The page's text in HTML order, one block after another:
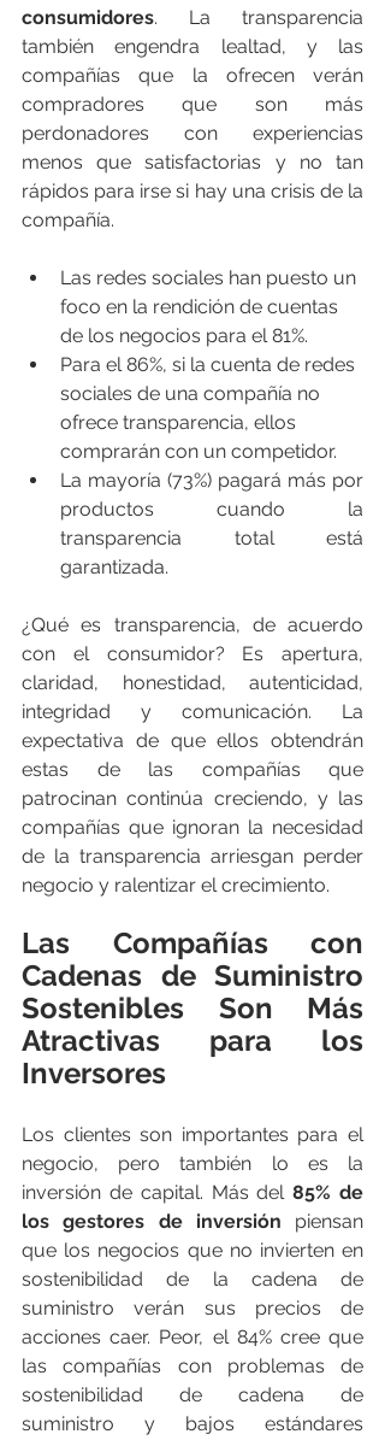
consumidores. La transparencia
también engendra lealtad, y las
compañías que la ofrecen verán
compradores que son más
perdonadores con experiencias
menos que satisfactorias y no tan
rápidos para irse si hay una crisis de la
compañía.
Las redes sociales han puesto un
foco en la rendición de cuentas
de los negocios para el 81%.
Para el 86%, si la cuenta de redes
sociales de una compañía no
ofrece transparencia, ellos
comprarán con un competidor.
La mayoría (73%) pagará más por
productos cuando la
transparencia total está
garantizada.
¿Qué es transparencia, de acuerdo
con el consumidor? Es apertura,
claridad, honestidad, autenticidad,
integridad y comunicación. La
expectativa de que ellos obtendrán
estas de las compañías que
patrocinan continúa creciendo, y las
compañías que ignoran la necesidad
de la transparencia arriesgan perder
negocio y ralentizar el crecimiento.
Las Compañías con
Cadenas de Suministro
Sostenibles Son Más
Atractivas para los
Inversores
Los clientes son importantes para el
negocio, pero también lo es la
inversión de capital. Más del 85% de
los gestores de inversión piensan
que los negocios que no invierten en
sostenibilidad de la cadena de
suministro verán sus precios de
acciones caer. Peor, el 84% cree que
las compañías con problemas de
sostenibilidad de cadena de
suministro y bajos estándares